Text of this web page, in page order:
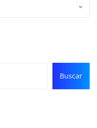
Buscar